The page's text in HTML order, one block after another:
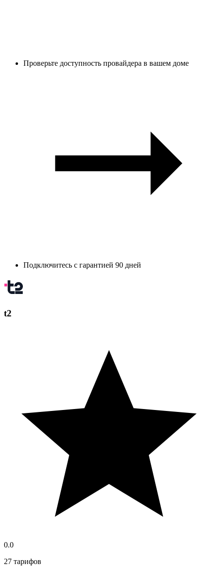
Проверьте доступность провайдера в вашем доме
Подключитесь с гарантией 90 дней
t2
0.0
27 тарифов